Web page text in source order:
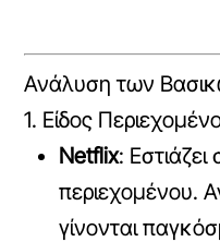
Ανάλυση των
1. Είδος
Netflix:
περιεχομένου.
γίνονται